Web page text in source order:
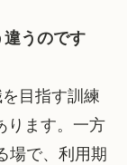
うのです
目指す訓練
ります。一方
場で、利用期